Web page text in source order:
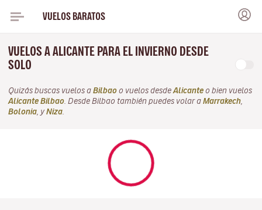
VUELOS BARATOS
VUELOS A ALICANTE PARA EL INVIERNO DESDE
SOLO
Quizás buscas vuelos a Bilbao o vuelos desde Alicante o bien vuelos
Alicante Bilbao . Desde Bilbao también puedes volar a Marrakech
Bolonia , y Niza